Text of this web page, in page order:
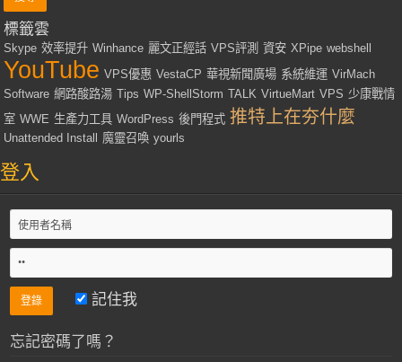
標籤雲
Skype 效率提升 Winhance 麗文正經話 VPS評測 資安 XPipe webshell
YouTube VPS優惠 VestaCP 華視新聞廣場 系統維運 VirMach
Software 網路酸路湯 Tips WP-ShellStorm TALK VirtueMart VPS 少康戰情
室 WWE 生產力工具 WordPress 後門程式 推特上在夯什麼
Unattended Install 魔靈召喚 yourls
登入
記住我
忘記密碼了嗎？